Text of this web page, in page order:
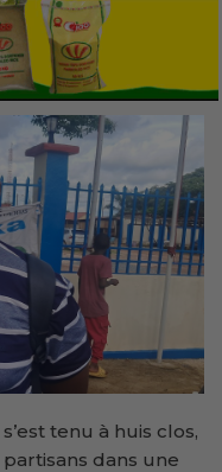
tenu à huis clos,
dans une